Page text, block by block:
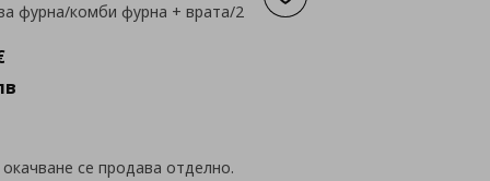
фурна/комби фурна + врата/2
380,91 €
окачване се продава отделно.